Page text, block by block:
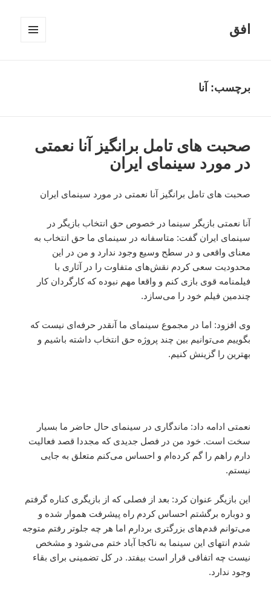
افق
برچسب: آنا
صحبت های تامل برانگیز آنا نعمتی
در مورد سینمای ایران
صحبت های تامل برانگیز آنا نعمتی در مورد سینمای ایران
آنا نعمتی بازیگر سینما در خصوص حق انتخاب بازیگر در
سینمای ایران گفت: متاسفانه در سینمای ما حق انتخاب به
معنای واقعی و در سطح وسیع وجود ندارد و من در این
محدودیت سعی کردم نقش‌های متفاوت را در آثاری با
فیلمنامه قوی بازی کنم و واقعا مهم نبوده که کارگردان کار
چندمین فیلم خود را می‌سازد.
وی افزود: اما در مجموع سینمای ما آنقدر حرفه‌ای نیست که
بگوییم می‌توانیم بین چند پروژه حق انتخاب داشته باشیم و
بهترین را گزینش کنیم.
نعمتی ادامه داد: ماندگاری در سینمای حال حاضر ما بسیار
سخت است. خود من در فصل جدیدی که مجددا قصد فعالیت
دارم راهم را گم کرده‌ام و احساس می‌کنم متعلق به جایی
نیستم.
این بازیگر عنوان کرد: بعد از فصلی که از بازیگری کناره گرفتم
و دوباره برگشتم احساس کردم راه پیشرفت هموار شده و
می‌توانم قدم‌های بزرگتری بردارم اما هر چه جلوتر رفتم متوجه
شدم انتهای این سینما به ناکجا آباد ختم می‌شود و مشخص
نیست چه اتفاقی قرار است بیفتد. در کل تضمینی برای بقاء
وجود ندارد.